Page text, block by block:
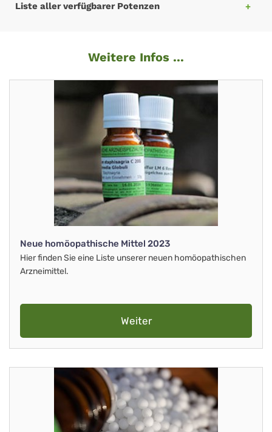
Liste aller verfügbarer Potenzen
Weitere Infos ...
Neue homöopathische Mittel 2023
Hier finden Sie eine Liste unserer neuen homöopathischen
Arzneimittel.
Weiter